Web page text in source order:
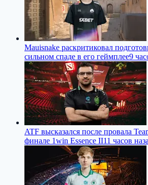
Mauisnake раскритиковал
сильном спаде в его геймплее9
ATF высказался после провала
финале 1win Essence II11 часов